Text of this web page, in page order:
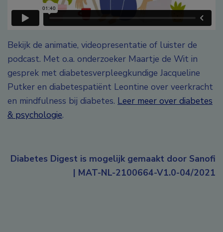
Bekijk de animatie, videopresentatie of luister de
podcast. Met o.a. onderzoeker Maartje de Wit in
gesprek met diabetesverpleegkundige Jacqueline
Putker en diabetespatiënt Leontine over veerkracht
en mindfulness bij diabetes. Leer meer over diabetes
& psychologie.
Diabetes Digest is mogelijk gemaakt door Sanofi
| MAT-NL-2100664-V1.0-04/2021